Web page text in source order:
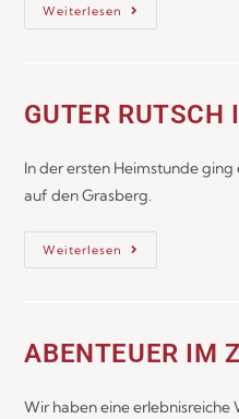
Weiterlesen
GUTER RUTSCH
In der ersten Heimstunde
auf den Grasberg.
Weiterlesen
ABENTEUER IM
Wir haben eine erlebnisreiche